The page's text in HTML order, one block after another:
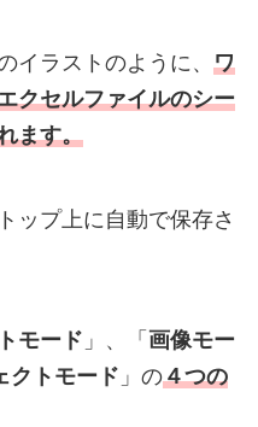
イラストのように、 ワ
クセルファイルのシー
ます。
ップ上に自動で保存さ
モード 」、「 画像モー
クトモード 」の４つの